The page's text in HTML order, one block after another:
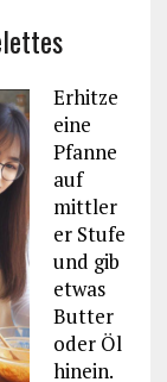
Erhitze
eine
Pfanne
auf
mittler
er Stufe
und gib
etwas
Butter
oder Öl
hinein.